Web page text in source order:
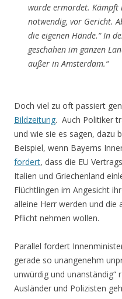
wurde ermordet.
notwendig, vor Gericht.
die eigenen Hände.“ In
geschahen im ganzen
außer in Amsterdam.“
Doch viel zu oft passiert
Bildzeitung. Auch Politiker
und wie sie es sagen, dazu
Beispiel, wenn Bayerns
fordert, dass die EU
Italien und Griechenland
Flüchtlingen im Angesicht
alleine Herr werden und die
Pflicht nehmen wollen.
Parallel fordert
gerade so unangenehm
unwürdig und unanständig“
Ausländer und Polizisten